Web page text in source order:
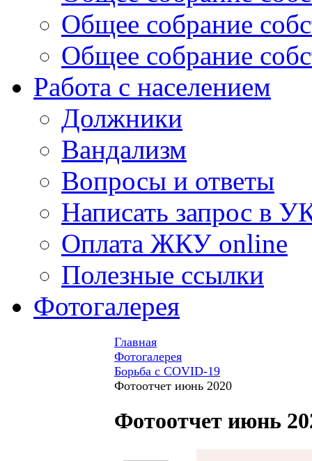
Общее собрание
Общее собрание
Работа с населением
Должники
Вандализм
Вопросы и ответы
Написать запрос в
Оплата ЖКУ online
Полезные ссылки
Фотогалерея
Главная
Фотогалерея
Борьба с COVID-19
Фотоотчет июнь 2020
Фотоотчет июнь